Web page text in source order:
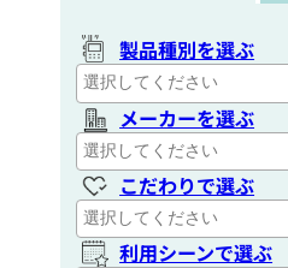
製品種別を選ぶ
メーカーを選ぶ
こだわりで選ぶ
利用シーンで選ぶ